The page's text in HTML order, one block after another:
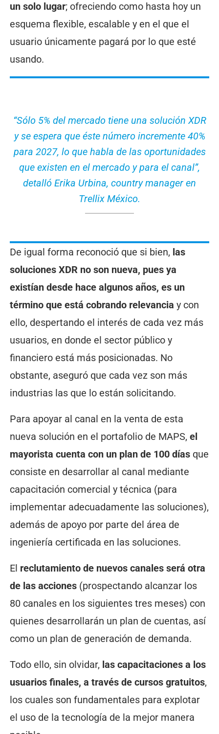
un solo lugar; ofreciendo como hasta hoy un
esquema flexible, escalable y en el que el
usuario únicamente pagará por lo que esté
usando.
“Sólo 5% del mercado tiene una solución XDR
y se espera que éste número incremente 40%
para 2027, lo que habla de las oportunidades
que existen en el mercado y para el canal”,
detalló Erika Urbina, country manager en
Trellix México.
De igual forma reconoció que si bien, las
soluciones XDR no son nueva, pues ya
existían desde hace algunos años, es un
término que está cobrando relevancia y con
ello, despertando el interés de cada vez más
usuarios, en donde el sector público y
financiero está más posicionadas. No
obstante, aseguró que cada vez son más
industrias las que lo están solicitando.
Para apoyar al canal en la venta de esta
nueva solución en el portafolio de MAPS, el
mayorista cuenta con un plan de 100 días que
consiste en desarrollar al canal mediante
capacitación comercial y técnica (para
implementar adecuadamente las soluciones),
además de apoyo por parte del área de
ingeniería certificada en las soluciones.
El reclutamiento de nuevos canales será otra
de las acciones (prospectando alcanzar los
80 canales en los siguientes tres meses) con
quienes desarrollarán un plan de cuentas, así
como un plan de generación de demanda.
Todo ello, sin olvidar, las capacitaciones a los
usuarios finales, a través de cursos gratuitos,
los cuales son fundamentales para explotar
el uso de la tecnología de la mejor manera